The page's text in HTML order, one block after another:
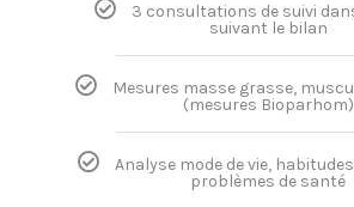
3 consultations de suivi
suivant le bilan
Mesures masse grasse,
(mesures Bioparhom)
Analyse mode de vie,
problèmes de santé